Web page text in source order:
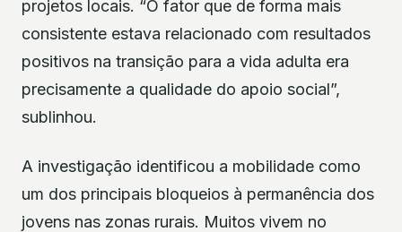
projetos locais. “O fator que de forma mais
consistente estava relacionado com resultados
positivos na transição para a vida adulta era
precisamente a qualidade do apoio social”,
sublinhou.
A investigação identificou a mobilidade como
um dos principais bloqueios à permanência dos
jovens nas zonas rurais. Muitos vivem no